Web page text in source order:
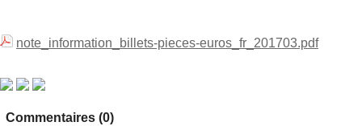
note_information_billets-pieces-euros_fr_201703.pdf
Commentaires (0)